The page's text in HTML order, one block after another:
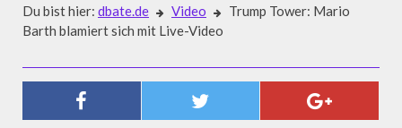
Du bist hier: dbate.de Video
Trump Tower: Mario
Barth blamiert sich mit Live-Video
TRUMP TOWER: MARIO BARTH
BLAMIERT SICH MIT LIVE-VIDEO